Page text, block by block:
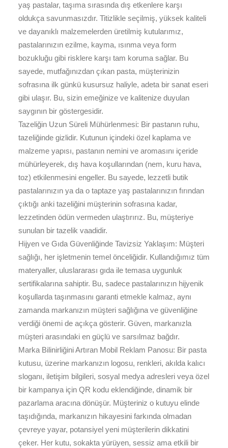
yaş pastalar, taşıma sırasında dış etkenlere karşı
oldukça savunmasızdır. Titizlikle seçilmiş, yüksek kaliteli
ve dayanıklı malzemelerden üretilmiş kutularımız,
pastalarınızın ezilme, kayma, ısınma veya form
bozukluğu gibi risklere karşı tam koruma sağlar. Bu
sayede, mutfağınızdan çıkan pasta, müşterinizin
sofrasına ilk günkü kusursuz haliyle, adeta bir sanat eseri
gibi ulaşır. Bu, sizin emeğinize ve kalitenize duyulan
saygının bir göstergesidir.
Tazeliğin Uzun Süreli Mühürlenmesi: Bir pastanın ruhu,
tazeliğinde gizlidir. Kutunun içindeki özel kaplama ve
malzeme yapısı, pastanın nemini ve aromasını içeride
mühürleyerek, dış hava koşullarından (nem, kuru hava,
toz) etkilenmesini engeller. Bu sayede, lezzetli butik
pastalarınızın ya da o taptaze yaş pastalarınızın fırından
çıktığı anki tazeliğini müşterinin sofrasına kadar,
lezzetinden ödün vermeden ulaştırırız. Bu, müşteriye
sunulan bir tazelik vaadidir.
Hijyen ve Gıda Güvenliğinde Tavizsiz Yaklaşım: Müşteri
sağlığı, her işletmenin temel önceliğidir. Kullandığımız tüm
materyaller, uluslararası gıda ile temasa uygunluk
sertifikalarına sahiptir. Bu, sadece pastalarınızın hijyenik
koşullarda taşınmasını garanti etmekle kalmaz, aynı
zamanda markanızın müşteri sağlığına ve güvenliğine
verdiği önemi de açıkça gösterir. Güven, markanızla
müşteri arasındaki en güçlü ve sarsılmaz bağdır.
Marka Bilinirliğini Artıran Mobil Reklam Panosu: Bir pasta
kutusu, üzerine markanızın logosu, renkleri, akılda kalıcı
sloganı, iletişim bilgileri, sosyal medya adresleri veya özel
bir kampanya için QR kodu eklendiğinde, dinamik bir
pazarlama aracına dönüşür. Müşteriniz o kutuyu elinde
taşıdığında, markanızın hikayesini farkında olmadan
çevreye yayar, potansiyel yeni müşterilerin dikkatini
çeker. Her kutu, sokakta yürüyen, sessiz ama etkili bir